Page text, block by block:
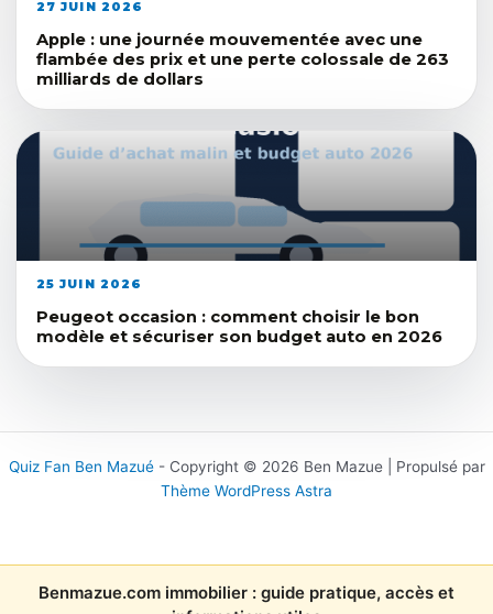
27 JUIN 2026
Apple : une journée mouvementée avec une
flambée des prix et une perte colossale de 263
milliards de dollars
25 JUIN 2026
Peugeot occasion : comment choisir le bon
modèle et sécuriser son budget auto en 2026
Quiz Fan Ben Mazué- Copyright © 2026 Ben Mazue | Propulsé par
Thème WordPress Astra
Benmazue.com immobilier : guide pratique, accès et